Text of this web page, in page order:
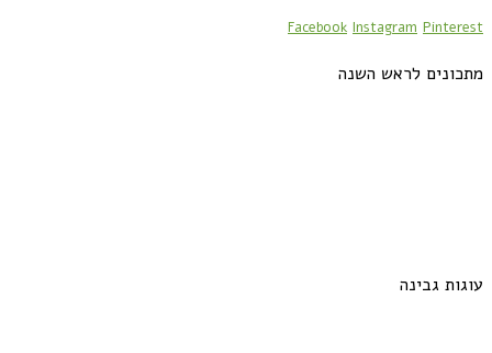
Facebook Instagram Pinterest
מתכונים לראש השנה
עוגות גבינה